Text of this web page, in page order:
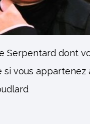
Serpentard dont
si vous appartenez